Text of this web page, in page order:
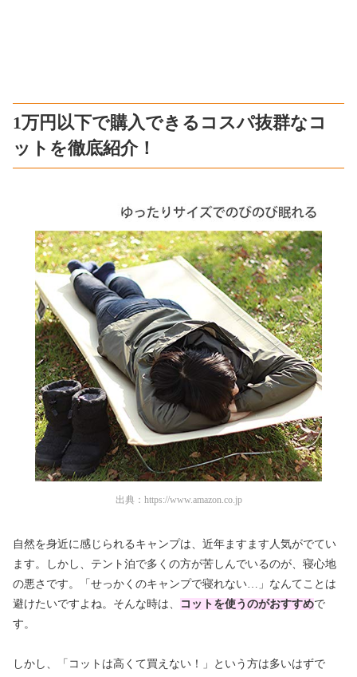
1万円以下で購入できるコスパ抜群なコ
ットを徹底紹介！
出典： https://www.amazon.co.jp
自然を身近に感じられるキャンプは、近年ますます人気がでてい
ます。しかし、テント泊で多くの方が苦しんでいるのが、寝心地
の悪さです。「せっかくのキャンプで寝れない…」なんてことは
避けたいですよね。そんな時は、
コットを使うのがおすすめで
す。
しかし、「コットは高くて買えない！」という方は多いはずで